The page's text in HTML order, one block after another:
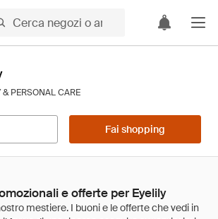
& PERSONAL CARE
Fai shopping
e offerte per Eyelily